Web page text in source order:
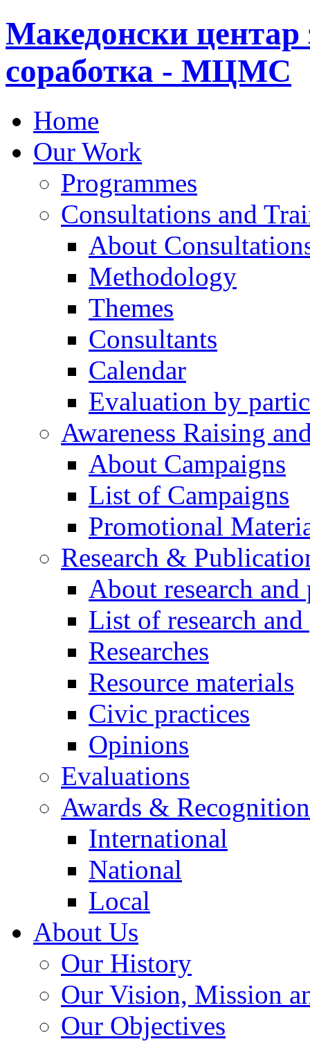
Македонски центар
соработка - МЦМС
Home
Our Work
Programmes
Consultations and
About
Methodology
Themes
Consultants
Calendar
Evaluation by
Awareness Raising
About Campaigns
List of Campaigns
Promotional
Research &
About research
List of research
Researches
Resource materials
Civic practices
Opinions
Evaluations
Awards &
International
National
Local
About Us
Our History
Our Vision, Mission
Our Objectives